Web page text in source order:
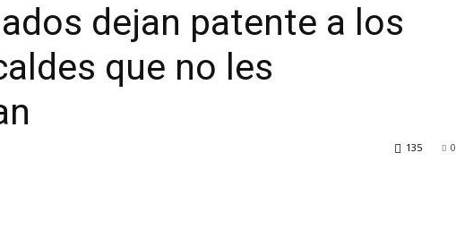
dejan patente a los
que no les
0
135